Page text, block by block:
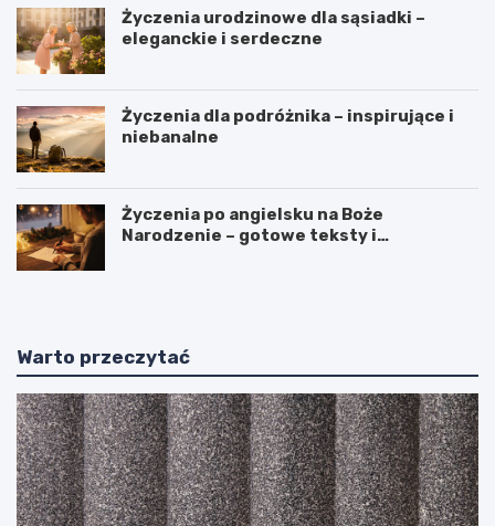
Życzenia urodzinowe dla sąsiadki –
eleganckie i serdeczne
Życzenia dla podróżnika – inspirujące i
niebanalne
Życzenia po angielsku na Boże
Narodzenie – gotowe teksty i
Warto przeczytać